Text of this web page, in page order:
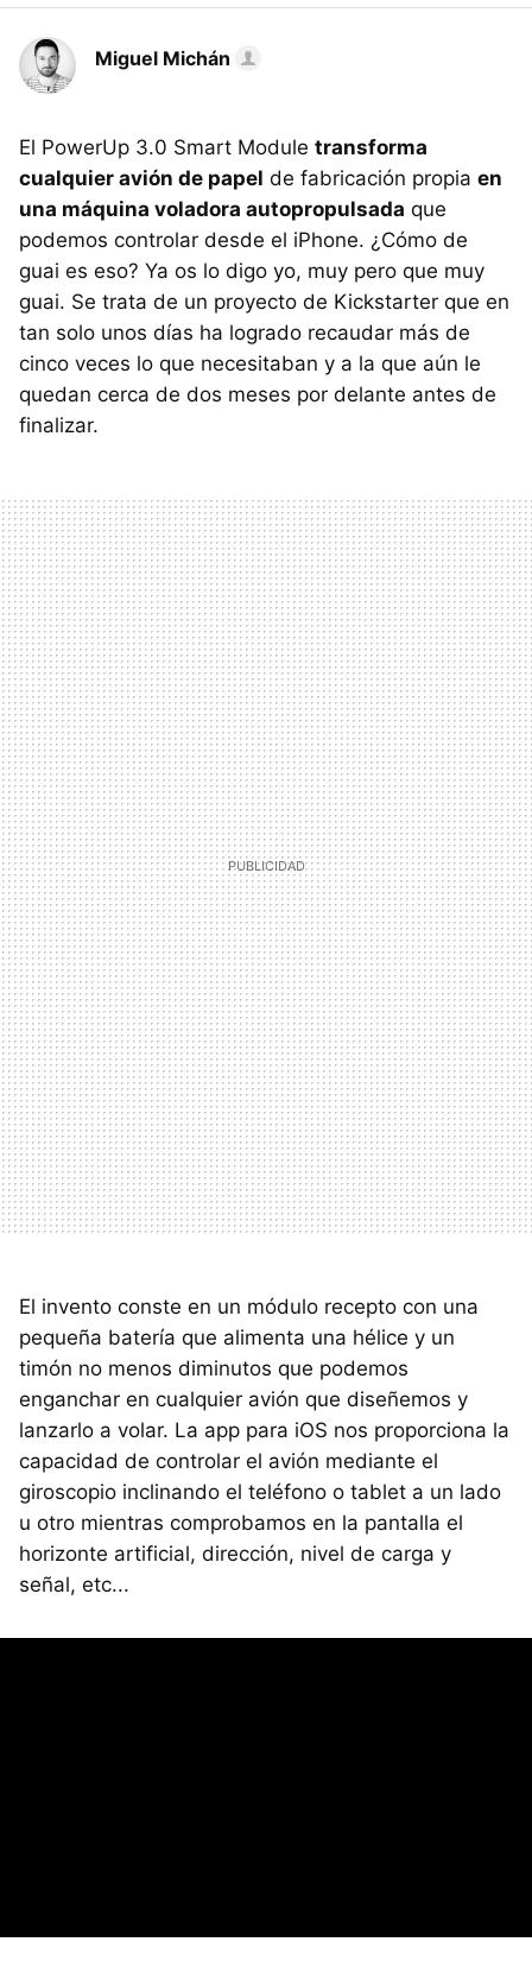
Miguel Michán
El PowerUp 3.0 Smart Module transforma
cualquier avión de papel de fabricación propia en
una máquina voladora autopropulsada que
podemos controlar desde el iPhone. ¿Cómo de
guai es eso? Ya os lo digo yo, muy pero que muy
guai. Se trata de un proyecto de Kickstarter que en
tan solo unos días ha logrado recaudar más de
cinco veces lo que necesitaban y a la que aún le
quedan cerca de dos meses por delante antes de
finalizar.
El invento conste en un módulo recepto con una
pequeña batería que alimenta una hélice y un
timón no menos diminutos que podemos
enganchar en cualquier avión que diseñemos y
lanzarlo a volar. La app para iOS nos proporciona la
capacidad de controlar el avión mediante el
giroscopio inclinando el teléfono o tablet a un lado
u otro mientras comprobamos en la pantalla el
horizonte artificial, dirección, nivel de carga y
señal, etc...